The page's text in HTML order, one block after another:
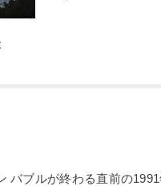
バブルが終わる直前の